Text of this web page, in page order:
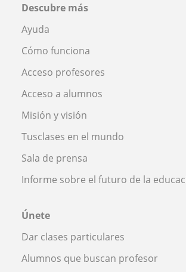
Descubre más
Ayuda
Cómo funciona
Acceso profesores
Acceso a alumnos
Misión y visión
Tusclases en el mundo
Sala de prensa
Informe sobre el futuro de la
Únete
Dar clases particulares
Alumnos que buscan profesor